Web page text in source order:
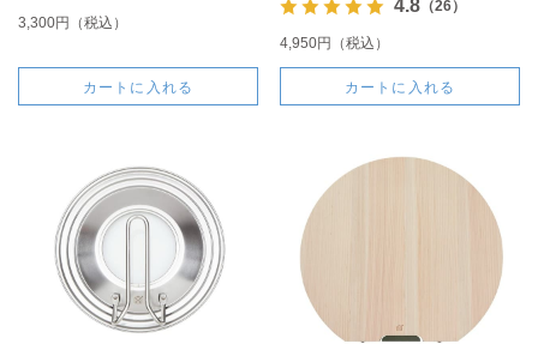
3,300円（税込）
カートに入れる
4.8（26）
4,950円（税込）
カートに入れる